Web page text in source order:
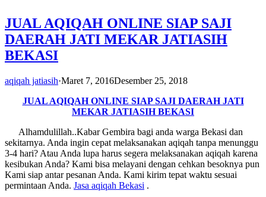
JUAL AQIQAH ONLINE SIAP SAJI
DAERAH JATI MEKAR JATIASIH
BEKASI
aqiqah jatiasih·Maret 7, 2016Desember 25, 2018
JUAL AQIQAH ONLINE SIAP SAJI DAERAH JATI
MEKAR JATIASIH BEKASI
Alhamdulillah..Kabar Gembira bagi anda warga Bekasi dan
sekitarnya. Anda ingin cepat melaksanakan aqiqah tanpa menunggu
3-4 hari? Atau Anda lupa harus segera melaksanakan aqiqah karena
kesibukan Anda? Kami bisa melayani dengan cehkan besoknya pun
Kami siap antar pesanan Anda. Kami kirim tepat waktu sesuai
permintaan Anda. Jasa aqiqah Bekasi .